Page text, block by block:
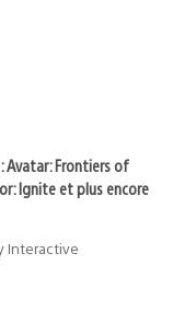
Avatar: Frontiers of
Ignite et plus encore
Interactive